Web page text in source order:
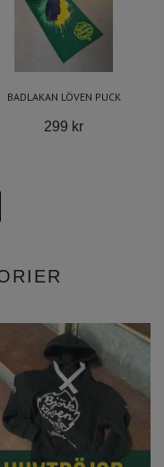
BADLAKAN LÖVEN PUCK
299 kr